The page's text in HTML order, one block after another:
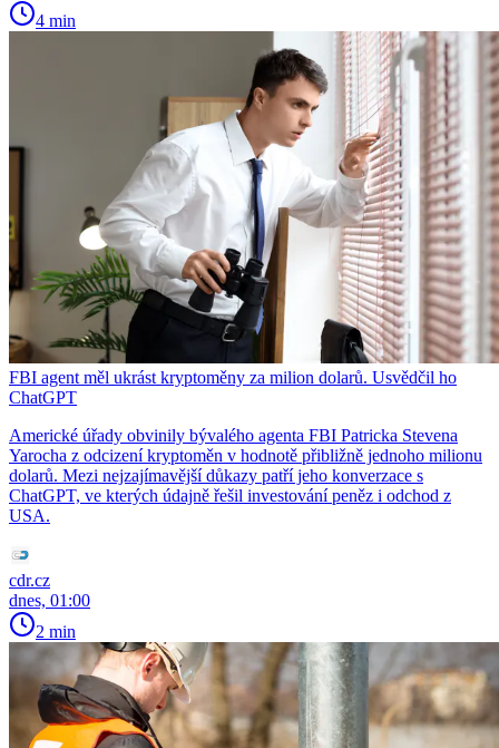
4 min
FBI agent měl ukrást kryptoměny za milion dolarů. Usvědčil ho
ChatGPT
Americké úřady obvinily bývalého agenta FBI Patricka Stevena
Yarocha z odcizení kryptoměn v hodnotě přibližně jednoho milionu
dolarů. Mezi nejzajímavější důkazy patří jeho konverzace s
ChatGPT, ve kterých údajně řešil investování peněz i odchod z
USA.
cdr.cz
dnes, 01:00
2 min